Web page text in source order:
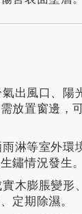
出風口、陽
放置窗邊，
淋等室外環
鏽情況發生。
木膨脹變形
定期除濕。